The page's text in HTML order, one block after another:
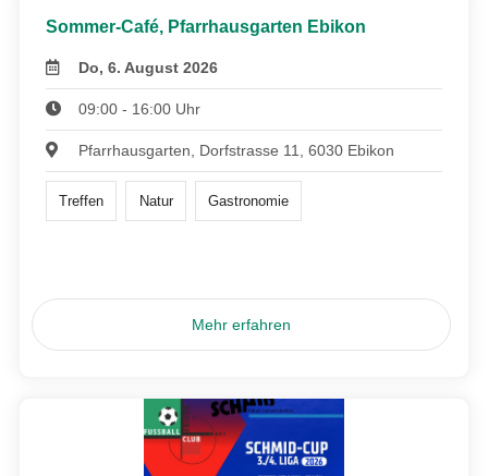
Sommer-Café, Pfarrhausgarten Ebikon
Do, 6. August 2026
09:00 - 16:00 Uhr
Pfarrhausgarten, Dorfstrasse 11, 6030 Ebikon
Treffen Natur Gastronomie
Mehr erfahren